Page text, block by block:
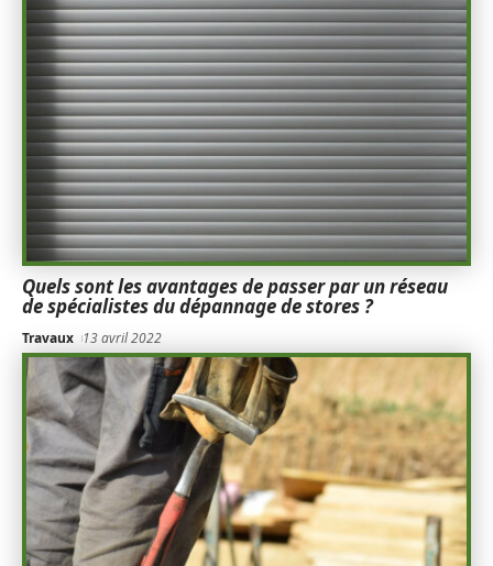
Quels sont les avantages de passer par un réseau
de spécialistes du dépannage de stores ?
Travaux 13 avril 2022